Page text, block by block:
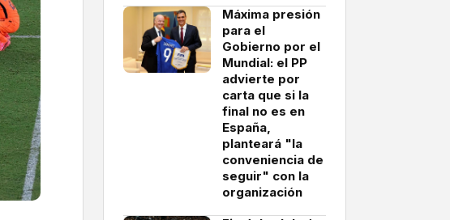
Máxima presión
para el
Gobierno por el
Mundial: el PP
advierte por
carta que si la
final no es en
España,
planteará "la
conveniencia de
seguir" con la
organización